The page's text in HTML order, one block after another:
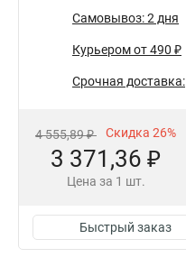
Самовывоз: 2 дня
Курьером от 490 ₽
Срочная доставка:
4 555,89 ₽ Скидка 26%
3 371,36 ₽
Цена за 1 шт.
Быстрый заказ